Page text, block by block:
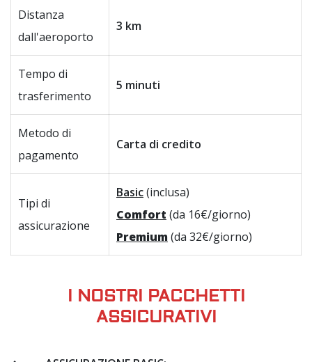
Distanza
dall'aeroporto
3 km
Tempo di
trasferimento
5 minuti
Metodo di
pagamento
Carta di credito
Tipi di
assicurazione
Basic(inclusa)
Comfort (da 16€/giorno)
Premium(da 32€/giorno)
I NOSTRI PACCHETTI
ASSICURATIVI